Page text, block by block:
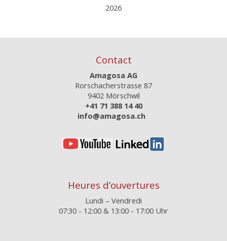
2026
Contact
Amagosa AG
Rorschacherstrasse 87
9402 Mörschwil
+41 71 388 14 40
info@amagosa.ch
Heures d’ouvertures
Lundi – Vendredi
07:30 - 12:00 & 13:00 - 17:00 Uhr